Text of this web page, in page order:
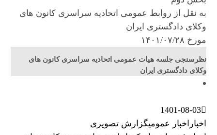
به نقل از روابط عمومی اتحادیه سراسری کانون های
وکلای دادگستری ایران
مورخ ۱۴۰۱/۰۷/۲۸
نظرسنجی جلسه هیات عمومی اتحادیه سراسری کانون های
وکلای دادگستری ایران
1401-08-03
اخبار اخبار عمومیگزارش تصویری